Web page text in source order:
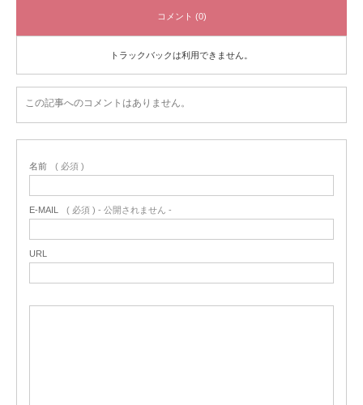
コメント (0)
トラックバックは利用できません。
この記事へのコメントはありません。
名前 ( 必須 )
E-MAIL ( 必須 ) - 公開されません -
URL